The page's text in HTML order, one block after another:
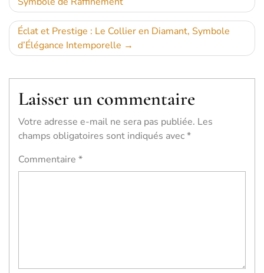
de
l’article
Éclat et Prestige : Le Collier en Diamant, Symbole
d’Élégance Intemporelle
Laisser un commentaire
Votre adresse e-mail ne sera pas publiée. Les
champs obligatoires sont indiqués avec*
Commentaire *